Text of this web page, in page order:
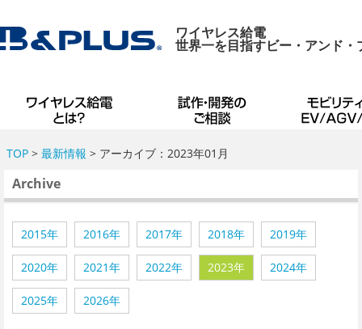
ワイヤレス給電
世界一を目指すビー・アンド・
TOP> 最新情報 > アーカイブ：2023年01月
Archive
2015年 2016年 2017年 2018年 2019年
2020年 2021年 2022年 2023年 2024年
2025年 2026年